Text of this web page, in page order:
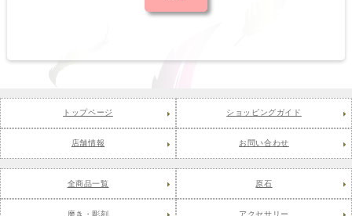
トップページ ショッピングガイド
店舗情報 お問い合わせ
全商品一覧 原石